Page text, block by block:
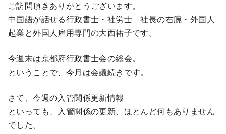
ご訪問頂きありがとうございます。
中国語が話せる行政書士・社労士 社長の右腕・外国人
起業と外国人雇用専門の大西祐子です。
今週末は京都府行政書士会の総会。
ということで、今月は会議続きです。
さて、今週の入管関係更新情報
といっても、入管関係の更新、ほとんど何もありません
でした。